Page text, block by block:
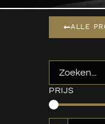
ALLE
PRIJS